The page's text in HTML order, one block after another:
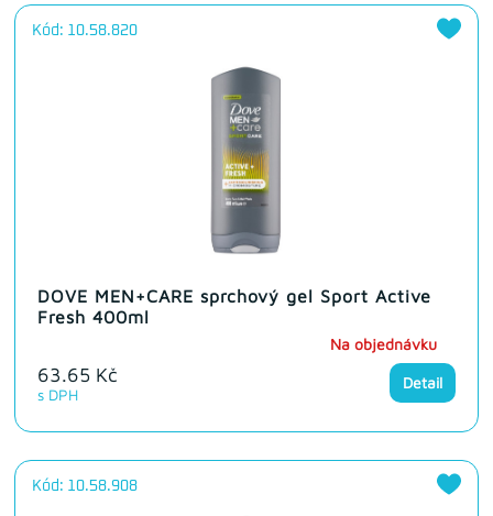
Kód: 10.58.820
DOVE MEN+CARE sprchový gel Sport Active
Fresh 400ml
63.65 Kč
s DPH
Na objednávku
Detail
Kód: 10.58.908